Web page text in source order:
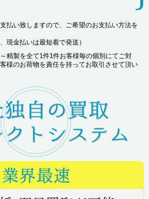
払い致しますので、ご希望のお支払い方法を
現金払いは最短着で発送）
精製を全て1件1件お客様毎の個別にてご対
様のお荷物を責任を持ってお取引させて頂い